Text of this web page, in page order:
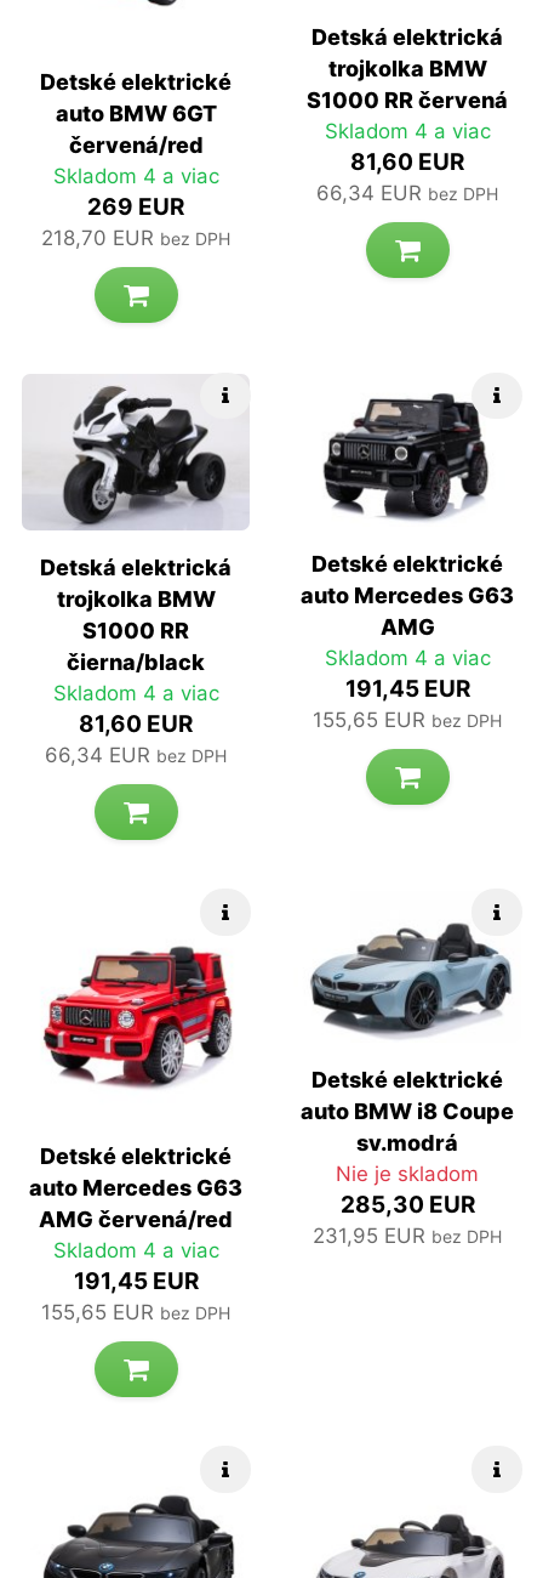
Detské elektrické
auto BMW 6GT
červená/red
Skladom 4 a viac
269 EUR
218,70 EUR bez DPH
Detská elektrická
trojkolka BMW
S1000 RR červená
Skladom 4 a viac
81,60 EUR
66,34 EUR bez DPH
Rýchle info
Detská elektrická
trojkolka BMW
S1000 RR
čierna/black
Skladom 4 a viac
81,60 EUR
66,34 EUR bez DPH
Detské elektrické
auto Mercedes G63
AMG
Skladom 4 a viac
191,45 EUR
155,65 EUR bez DPH
Detské elektrické
auto Mercedes G63
AMG červená/red
Skladom 4 a viac
191,45 EUR
155,65 EUR bez DPH
Detské elektrické
auto BMW i8 Coupe
sv.modrá
Nie je skladom
285,30 EUR
231,95 EUR bez DPH